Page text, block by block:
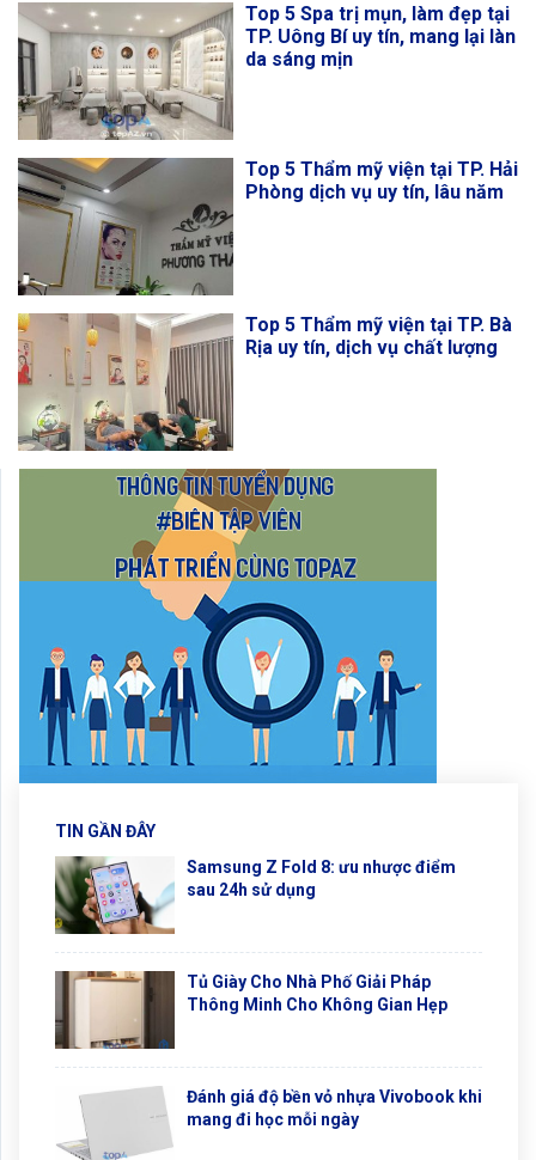
Top 5 Spa trị mụn, làm đẹp tại
TP. Uông Bí uy tín, mang lại làn
da sáng mịn
Top 5 Thẩm mỹ viện tại TP. Hải
Phòng dịch vụ uy tín, lâu năm
Top 5 Thẩm mỹ viện tại TP. Bà
Rịa uy tín, dịch vụ chất lượng
TIN GẦN ĐÂY
Samsung Z Fold 8: ưu nhược điểm
sau 24h sử dụng
Tủ Giày Cho Nhà Phố Giải Pháp
Thông Minh Cho Không Gian Hẹp
Đánh giá độ bền vỏ nhựa Vivobook khi
mang đi học mỗi ngày